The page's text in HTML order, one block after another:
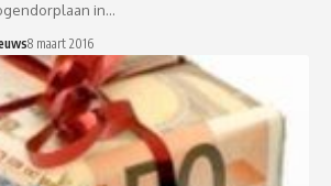
in…
8 maart 2016